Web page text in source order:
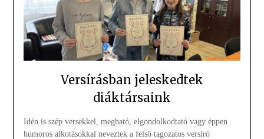
Versírásban jeleskedtek
diáktársaink
Idén is szép versekkel, megható, elgondolkodtató vagy éppen
humoros alkotásokkal neveztek a felső tagozatos versíró